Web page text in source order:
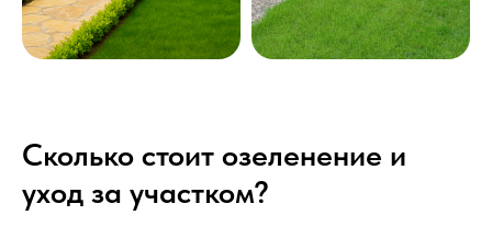
Сколько стоит озеленение и
уход за участком?